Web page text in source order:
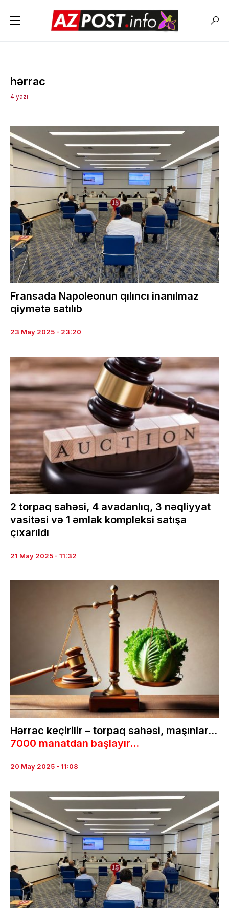
hərrac
4 yazı
Fransada Napoleonun qılıncı inanılmaz
qiymətə satılıb
23 May 2025 - 23:20
2 torpaq sahəsi, 4 avadanlıq, 3 nəqliyyat
vasitəsi və 1 əmlak kompleksi satışa
çıxarıldı
21 May 2025 - 11:32
Hərrac keçirilir – torpaq sahəsi, maşınlar…
7000 manatdan başlayır...
20 May 2025 - 11:08